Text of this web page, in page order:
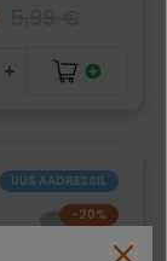
UUS AADRESSIL
−20%